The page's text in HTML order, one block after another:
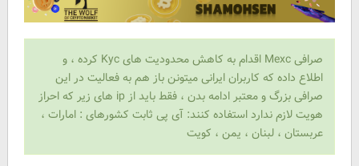
صرافی Mexc اقدام به کاهش محدودیت های Kyc کرده ، و
اطلاع داده که کاربران ایرانی میتونن باز هم به فعالیت در این
صرافی بزرگ و معتبر ادامه بدن ، فقط باید از ip های زیر که احراز
هویت لازم ندارد استفاده کنند: آی پی ثابت کشورهای : امارات ،
عربستان ، لبنان ، یمن ، کویت